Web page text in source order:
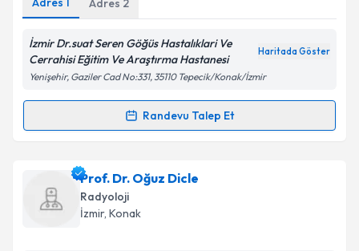
Kişisel verilerimin işlenmesine ilişkin
Aydınlatma
Metni'ni okudum ve kişisel verilerimin belirtilen
Adres 2
İzmir Dr.suat Seren Göğüs Hastalıklari Ve
Cerrahisi Eğitim Ve Araştırma Hastanesi
Haritada Göster
Yenişehir, Gaziler Cad No:331, 35110 Tepecik/Konak/İzmir
Randevu Talep Et
Randevu Takvimi Talebi
Dr. Bahri Gümüşiçin randevu takvimi talebi
oluşturun. Size bu uzmandan randevu almanız için bir
takvim hazırlandığında e-posta ile bilgilendireceğiz.
Prof. Dr. Oğuz Dicle
Radyoloji
İzmir, Konak